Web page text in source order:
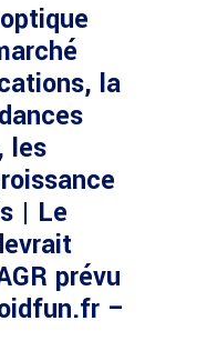
la
les
| Le
prévu
–